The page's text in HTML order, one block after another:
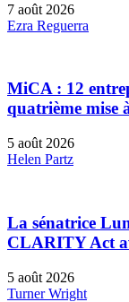
7 août 2026
Ezra Reguerra
MiCA : 12
quatrième mise
5 août 2026
Helen Partz
La sénatrice
CLARITY Act
5 août 2026
Turner Wright